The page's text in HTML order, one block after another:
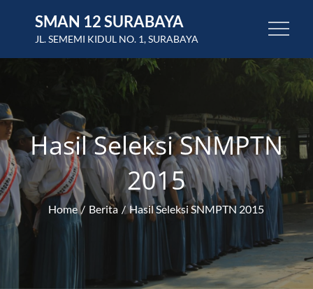
SMAN 12 SURABAYA
JL. SEMEMI KIDUL NO. 1, SURABAYA
Hasil Seleksi SNMPTN
2015
Home Berita Hasil Seleksi SNMPTN 2015